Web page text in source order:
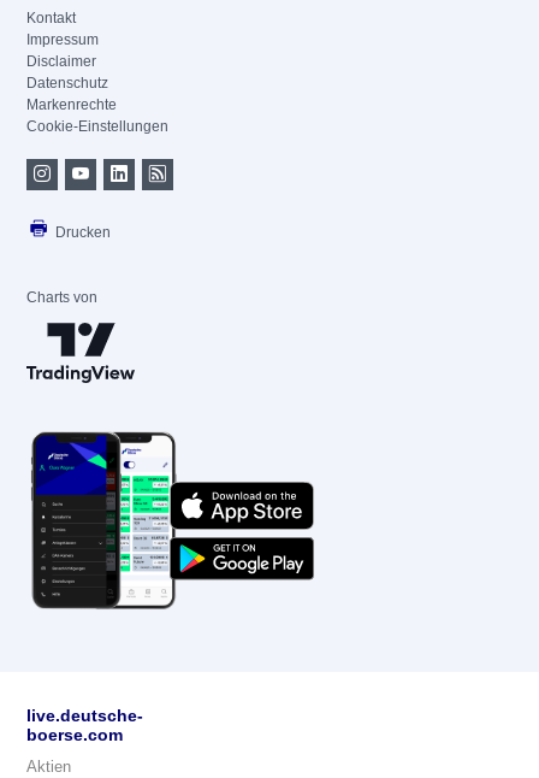
Kontakt
Impressum
Disclaimer
Datenschutz
Markenrechte
Cookie-Einstellungen
Drucken
Charts von
live.deutsche-
boerse.com
Aktien